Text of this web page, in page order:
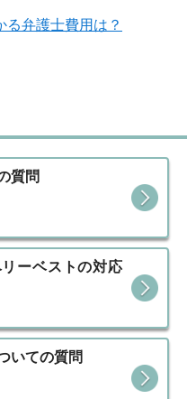
る弁護士費用は？
質問
ーベストの対応
いての質問